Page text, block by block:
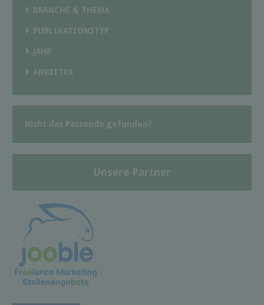
BRANCHE & THEMA
PUBLIKATIONSTYP
JAHR
ANBIETER
Nicht das Passende gefunden?
Unsere Partner